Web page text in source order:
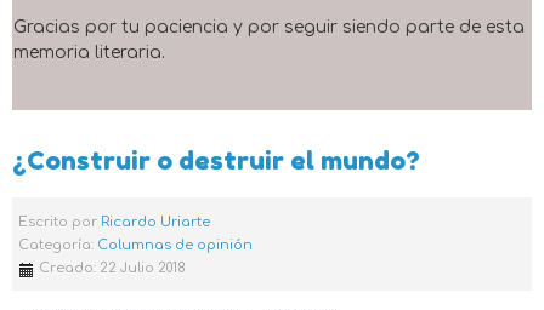
Gracias por tu paciencia y por seguir siendo parte de esta
memoria literaria.
¿Construir o destruir el mundo?
Escrito por Ricardo Uriarte
Categoría: Columnas de opinión
Creado: 22 Julio 2018